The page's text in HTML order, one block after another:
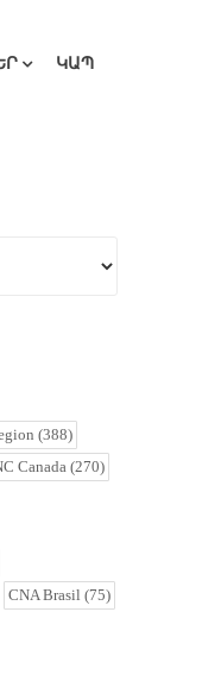
ԿԱՊ
(388)
Canada (270)
CNA Brasil (75)